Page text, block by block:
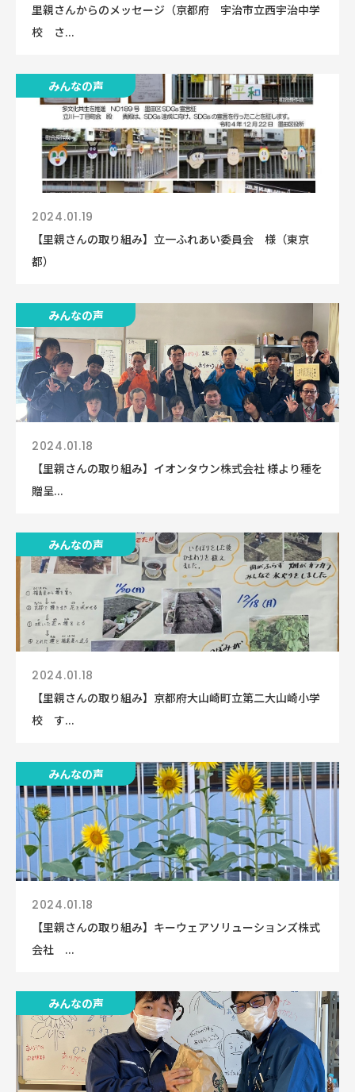
里親さんからのメッセージ（京都府 宇治市立西宇治中学
校 さ...
みんなの声
2024.01.19
【里親さんの取り組み】立一ふれあい委員会 様（東京
都）
みんなの声
2024.01.18
【里親さんの取り組み】イオンタウン株式会社 様より種を
贈呈...
みんなの声
2024.01.18
【里親さんの取り組み】京都府大山崎町立第二大山崎小学
校 す...
みんなの声
2024.01.18
【里親さんの取り組み】キーウェアソリューションズ株式
会社 ...
みんなの声